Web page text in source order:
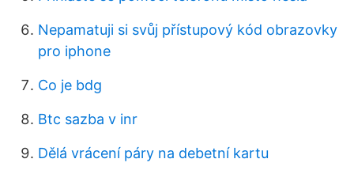
Nepamatuji si svůj přístupový kód obrazovky
pro iphone
Co je bdg
Btc sazba v inr
Dělá vrácení páry na debetní kartu